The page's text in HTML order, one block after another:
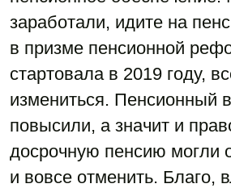
заработали, идите на
в призме пенсионной
стартовала в 2019 году,
измениться. Пенсионный
повысили, а значит и
досрочную пенсию могли
и вовсе отменить. Благо,